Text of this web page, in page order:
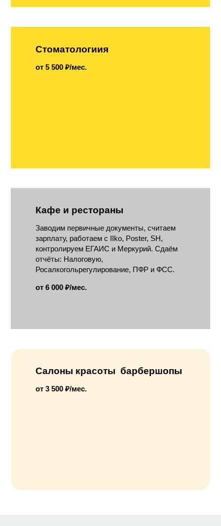
Стоматологиия
от 5 500 ₽/мес.
Кафе и рестораны
Заводим первичные документы, считаем
зарплату, работаем с IIko, Poster, SH,
контролируем ЕГАИС и Меркурий. Сдаём
отчёты: Налоговую,
Росалкогольрегулирование, ПФР и ФСС.
от 6 000 ₽/мес.
Салоны красоты барбершопы
от 3 500 ₽/мес.